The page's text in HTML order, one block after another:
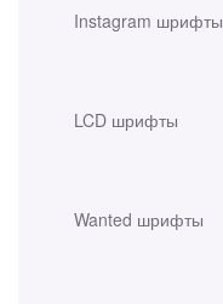
Instagram шрифты
LCD шрифты
Wanted шрифты